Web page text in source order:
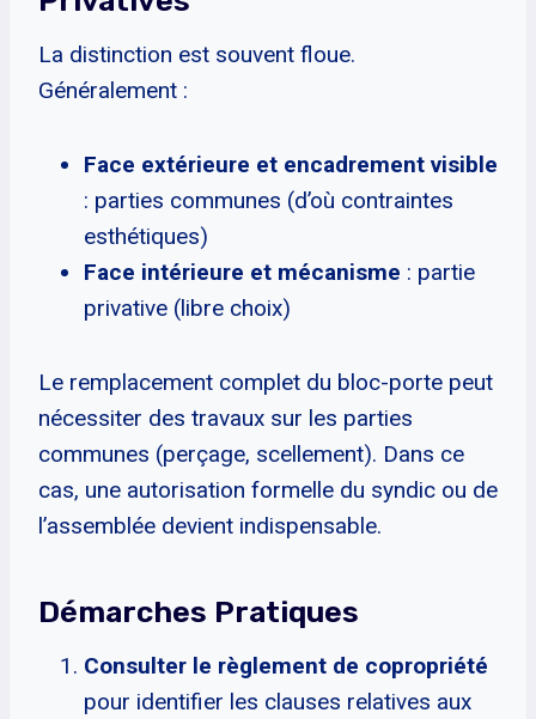
La distinction est souvent floue.
Généralement :
Face extérieure et encadrement visible
: parties communes (d’où contraintes
esthétiques)
Face intérieure et mécanisme : partie
privative (libre choix)
Le remplacement complet du bloc-porte peut
nécessiter des travaux sur les parties
communes (perçage, scellement). Dans ce
cas, une autorisation formelle du syndic ou de
l’assemblée devient indispensable.
Démarches Pratiques
Consulter le règlement de copropriété
pour identifier les clauses relatives aux